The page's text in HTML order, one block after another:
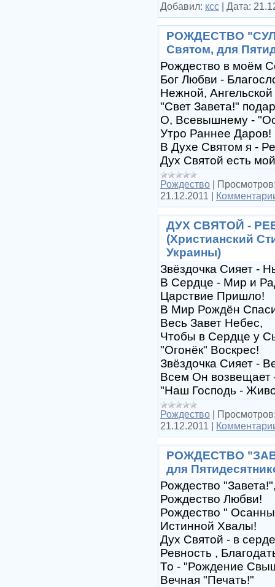
Добавил: ксс | Дата:
РОЖДЕСТВО
Святом, для
Рождество в моём
Бог Любви -
Нежной,
"Свет Завета!"
О, Всевышнему -
Утро Раннее Даров!
В Духе Святом я -
Дух Святой есть
Рождество |
21.12.2011 |
ДУХ СВЯТОЙ -
(Христианский
Украины)
Звёздочка Сияет -
В Сердце - Мир и
Царствие Пришло!
В Мир Рождён
Весь Завет Небес,
Чтобы в Сердце у
"Огонёк" Воскрес!
Звёздочка Сияет -
Всем Он возвещает
"Наш Господь -
Рождество |
21.12.2011 |
РОЖДЕСТВО
для
Рождество
Рождество Любви!
Рождество "
Истинной Хвалы!
Дух Святой - в
Ревность ,
То - "Рождение
Вечная "Печать!"